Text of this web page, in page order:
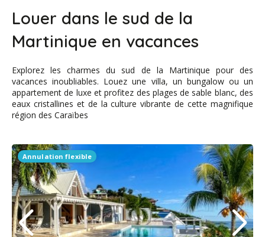
Louer dans le sud de la
Martinique en vacances
Explorez les charmes du sud de la Martinique pour des
vacances inoubliables. Louez une villa, un bungalow ou un
appartement de luxe et profitez des plages de sable blanc, des
eaux cristallines et de la culture vibrante de cette magnifique
région des Caraïbes
Annulation flexible